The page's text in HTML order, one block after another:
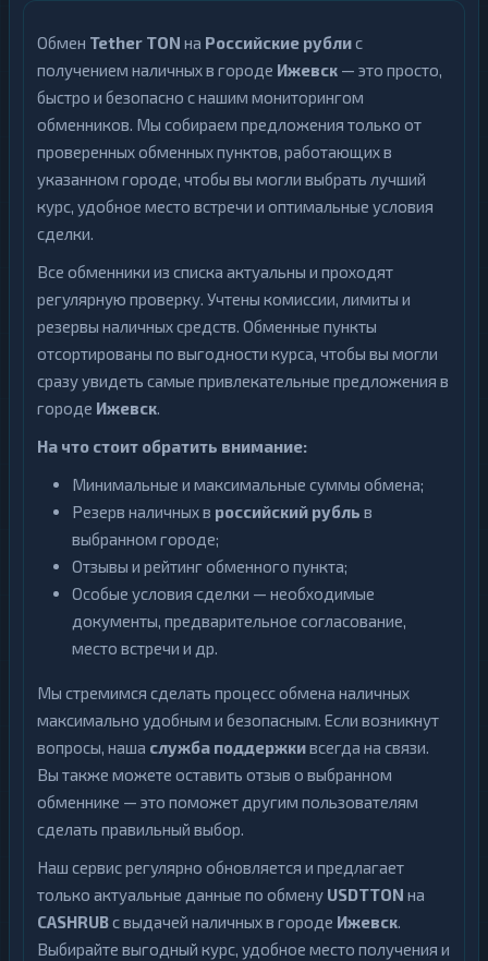
Обмен Tether TON на Российские рублис
получением наличных в городе Ижевск — это просто,
быстро и безопасно с нашим мониторингом
обменников. Мы собираем предложения только от
проверенных обменных пунктов, работающих в
указанном городе, чтобы вы могли выбрать лучший
курс, удобное место встречи и оптимальные условия
сделки.
Все обменники из списка актуальны и проходят
регулярную проверку. Учтены комиссии, лимиты и
резервы наличных средств. Обменные пункты
отсортированы по выгодности курса, чтобы вы могли
сразу увидеть самые привлекательные предложения в
городе Ижевск.
На что стоит обратить внимание:
Минимальные и максимальные суммы обмена;
Резерв наличных в российский рубль в
выбранном городе;
Отзывы и рейтинг обменного пункта;
Особые условия сделки — необходимые
документы, предварительное согласование,
место встречи и др.
Мы стремимся сделать процесс обмена наличных
максимально удобным и безопасным. Если возникнут
вопросы, наша служба поддержкивсегда на связи.
Вы также можете оставить отзыв о выбранном
обменнике — это поможет другим пользователям
сделать правильный выбор.
Наш сервис регулярно обновляется и предлагает
только актуальные данные по обмену USDTTON на
CASHRUBс выдачей наличных в городе Ижевск.
Выбирайте выгодный курс, удобное место получения и